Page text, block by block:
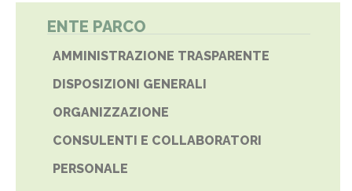
ENTE PARCO
AMMINISTRAZIONE TRASPARENTE
DISPOSIZIONI GENERALI
ORGANIZZAZIONE
CONSULENTI E COLLABORATORI
PERSONALE